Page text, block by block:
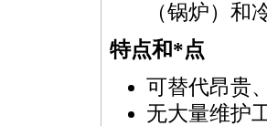
（锅炉）和
特点和*点
可替代昂贵
无大量维护